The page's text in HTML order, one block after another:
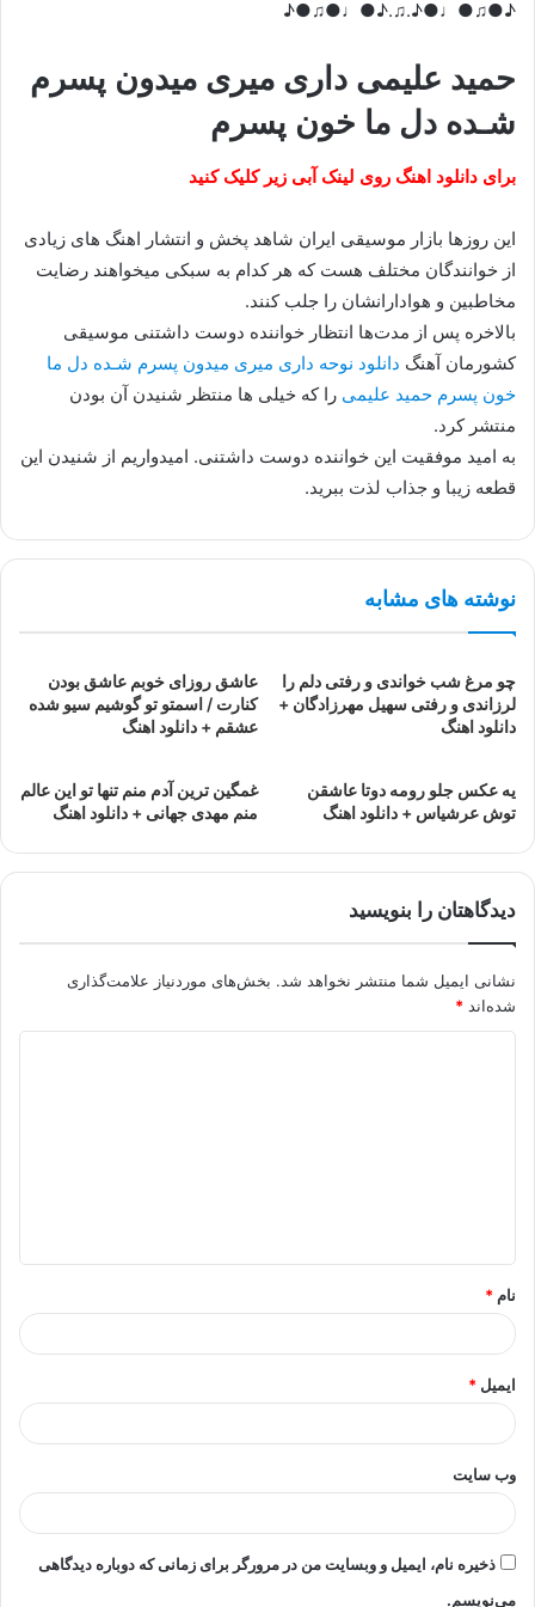
♪●♫●♩●♪.♫.♪●♩●♫●♪
حمید علیمی داری میری میدون پسرم
شـده دل ما خون پسرم
برای دانلود اهنگ روی لینک آبی زیر کلیک کنید
این روزها بازار موسیقی ایران شاهد پخش و انتشار اهنگ های زیادی
از خوانندگان مختلف هست که هر کدام به سبکی میخواهند رضایت
مخاطبین و هوادارانشان را جلب کنند.
بالاخره پس از مدت‌ها انتظار خواننده دوست داشتنی موسیقی
کشورمان آهنگ دانلود نوحه داری میری میدون پسرم شـده دل ما
خون پسرم حمید علیمی را که خیلی ها منتظر شنیدن آن بودن
منتشر کرد.
به امید موفقیت این خواننده دوست داشتنی. امیدواریم از شنیدن این
قطعه زیبا و جذاب لذت ببرید.
نوشته های مشابه
چو مرغ شب خواندی و رفتی دلم را
لرزاندی و رفتی سهیل مهرزادگان +
دانلود اهنگ
عاشق روزای خوبم عاشق بودن
کنارت / اسمتو تو گوشیم سیو شده
عشقم + دانلود اهنگ
یه عکس جلو رومه دوتا عاشقن
توش عرشیاس + دانلود اهنگ
غمگین ترین آدم منم تنها تو این عالم
منم مهدی جهانی + دانلود اهنگ
دیدگاهتان را بنویسید
نشانی ایمیل شما منتشر نخواهد شد. بخش‌های موردنیاز علامت‌گذاری
شده‌اند *
*
نام *
ایمیل *
وب‌ سایت
ذخیره نام، ایمیل و وبسایت من در مرورگر برای زمانی که دوباره دیدگاهی
می‌نویسم.